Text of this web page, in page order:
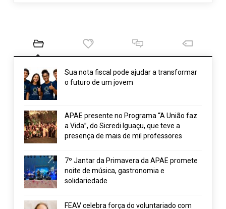
Sua nota fiscal pode ajudar a transformar
o futuro de um jovem
APAE presente no Programa “A União faz
a Vida”, do Sicredi Iguaçu, que teve a
presença de mais de mil professores
7º Jantar da Primavera da APAE promete
noite de música, gastronomia e
solidariedade
FEAV celebra força do voluntariado com